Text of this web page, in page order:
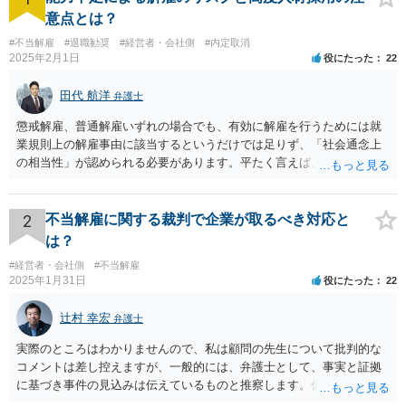
意点とは？
#不当解雇 #退職勧奨 #経営者・会社側 #内定取消
2025年2月1日 役にたった 22
田代 航洋 弁護士
懲戒解雇、普通解雇いずれの場合でも、有効に解雇を行うためには就
業規則上の解雇事由に該当するというだけでは足りず、「社会通念上
の相当性」が認められる必要があります。平たく言えば、解雇の原因
れます。 日本の労働法上、解雇は非常にハードルが高いです。 解雇が
有効か無効かという点は能力不足の程度にもよりますが、顧問弁護士
の先生は具体的な事情を検討した上で能力不足の程度が解雇を有効と
するほどではないと判断されたのだと思います。 例えば、無断欠勤を
連続する、会社のお金を横領する等の場合には一発で解雇した場合で
も有効と判断されるケースも多いですが、たしかに能力不足のみの場
合はかなり解雇のハードルが高いと言わざるを得ません。 なお、懲戒
解雇の場合には、戒告、譴責、減給、出勤停止等解雇よりも軽い処分
を行い、改善を促したもののそれでも改善されない場合には解雇に踏
み切る等段階的に手順をい踏んだ場合は解雇が有効と判断される可能
性が高まります。 高度人材の中途社員だから直ちに解雇しやすいとい
うわけではありませんが、高度人材の中途社員の場合は雇用契約上、
2
不当解雇に関する裁判で企業が取るべき対応と
は？
#経営者・会社側 #不当解雇
2025年1月31日 役にたった 22
辻村 幸宏 弁護士
実際のところはわかりませんので、私は顧問の先生について批判的な
コメントは差し控えますが、一般的には、弁護士として、事実と証拠
に基づき事件の見込みは伝えているものと推察します。仮に弁護士の